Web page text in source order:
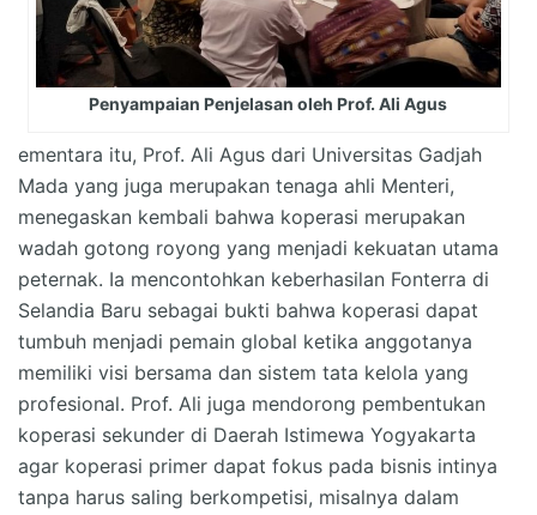
Penyampaian Penjelasan oleh Prof. Ali Agus
ementara itu, Prof. Ali Agus dari Universitas Gadjah
Mada yang juga merupakan tenaga ahli Menteri,
menegaskan kembali bahwa koperasi merupakan
wadah gotong royong yang menjadi kekuatan utama
peternak. Ia mencontohkan keberhasilan Fonterra di
Selandia Baru sebagai bukti bahwa koperasi dapat
tumbuh menjadi pemain global ketika anggotanya
memiliki visi bersama dan sistem tata kelola yang
profesional. Prof. Ali juga mendorong pembentukan
koperasi sekunder di Daerah Istimewa Yogyakarta
agar koperasi primer dapat fokus pada bisnis intinya
tanpa harus saling berkompetisi, misalnya dalam